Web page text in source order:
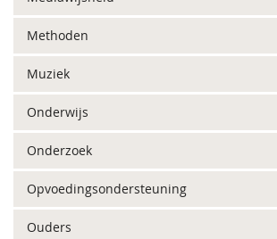
Methoden
Muziek
Onderwijs
Onderzoek
Opvoedingsondersteuning
Ouders